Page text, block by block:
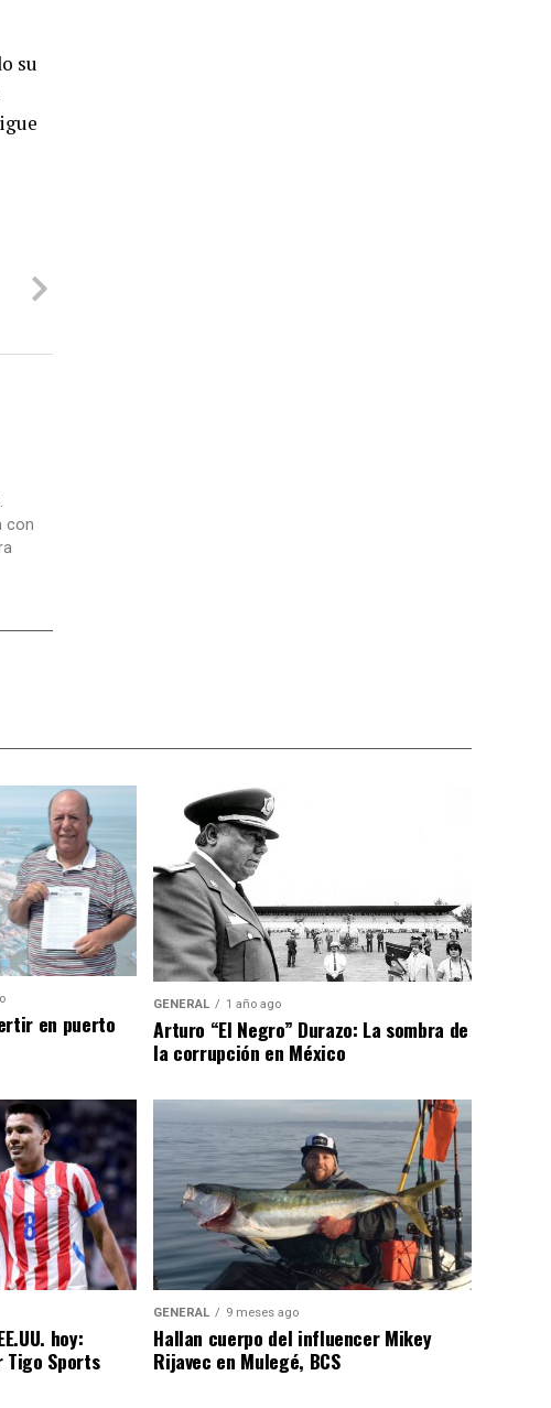
su
con
en puerto
GENERAL 1 año ago
Arturo “El Negro” Durazo: La sombra de
la corrupción en México
hoy:
Tigo Sports
GENERAL 9 meses ago
Hallan cuerpo del influencer Mikey
Rijavec en Mulegé, BCS